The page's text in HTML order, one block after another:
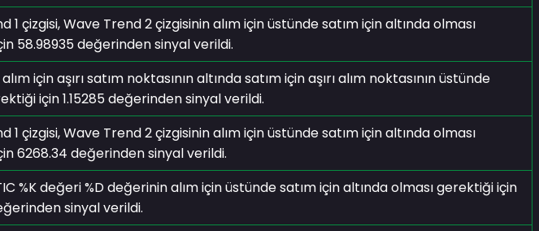
1 çizgisi, Wave Trend 2 çizgisinin alım için üstünde satım için altında olması
58.98935 değerinden sinyal verildi.
için aşırı satım noktasının altında satım için aşırı alım noktasının üstünde
için 1.15285 değerinden sinyal verildi.
1 çizgisi, Wave Trend 2 çizgisinin alım için üstünde satım için altında olması
6268.34 değerinden sinyal verildi.
%K değeri %D değerinin alım için üstünde satım için altında olması gerektiği için
sinyal verildi.